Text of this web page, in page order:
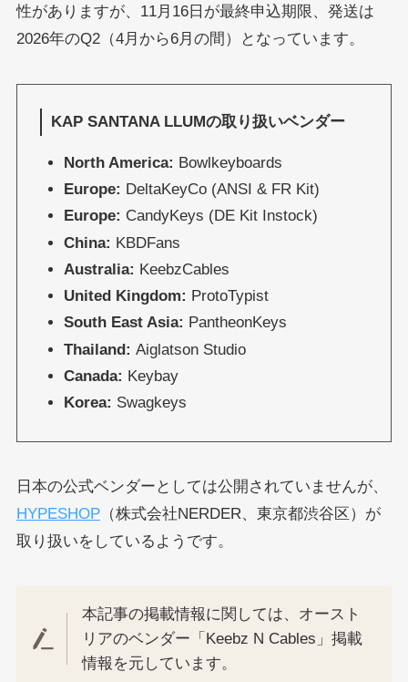
性がありますが、11月16日が最終申込期限、発送は
2026年のQ2（4月から6月の間）となっています。
KAP SANTANA LLUMの取り扱いベンダー
North America: Bowlkeyboards
Europe: DeltaKeyCo (ANSI & FR Kit)
Europe: CandyKeys (DE Kit Instock)
China: KBDFans
Australia: KeebzCables
United Kingdom: ProtoTypist
South East Asia: PantheonKeys
Thailand: Aiglatson Studio
Canada: Keybay
Korea: Swagkeys
日本の公式ベンダーとしては公開されていませんが、
HYPESHOP（株式会社NERDER、東京都渋谷区）が
取り扱いをしているようです。
本記事の掲載情報に関しては、オースト
リアのベンダー「Keebz N Cables」掲載
情報を元しています。